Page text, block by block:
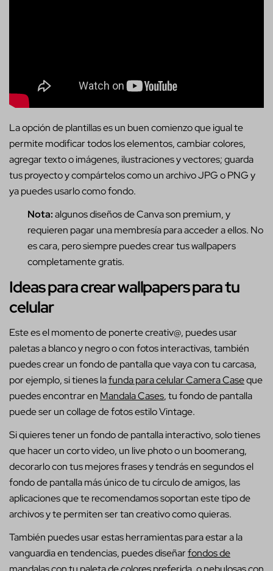
La opción de plantillas es un buen comienzo que igual te
permite modificar todos los elementos, cambiar colores,
agregar texto o imágenes, ilustraciones y vectores; guarda
tus proyecto y compártelos como un archivo JPG o PNG y
ya puedes usarlo como fondo.
Nota:algunos diseños de Canva son premium, y
requieren pagar una membresía para acceder a ellos. No
es cara, pero siempre puedes crear tus wallpapers
completamente gratis.
Ideas para crear wallpapers para tu
celular
Este es el momento de ponerte creativ@, puedes usar
paletas a blanco y negro o con fotos interactivas, también
puedes crear un fondo de pantalla que vaya con tu carcasa,
por ejemplo, si tienes lafunda para celular Camera Caseque
puedes encontrar en Mandala Cases, tu fondo de pantalla
puede ser un collage de fotos estilo Vintage.
Si quieres tener un fondo de pantalla interactivo, solo tienes
que hacer un corto video, un live photo o un boomerang,
decorarlo con tus mejores frases y tendrás en segundos el
fondo de pantalla más único de tu círculo de amigos, las
aplicaciones que te recomendamos soportan este tipo de
archivos y te permiten ser tan creativo como quieras.
También puedes usar estas herramientas para estar a la
vanguardia en tendencias, puedes diseñarfondos de